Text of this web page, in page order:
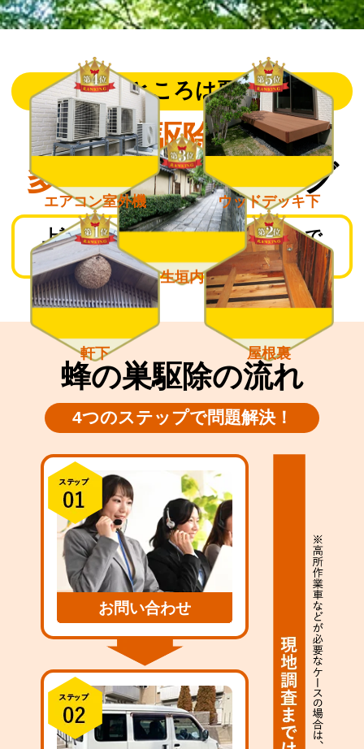
こんなところは要注意！
蜂の巣駆除依頼が
多い場所ランキング
軒下 屋根裏
生垣内
エアコン室外機 ウッドデッキ下
上記箇所は蜂が巣を作りやすいので
日頃からチェックしておきましょう。
蜂の巣駆除の流れ
4つのステップで問題解決！
お問い合わせ